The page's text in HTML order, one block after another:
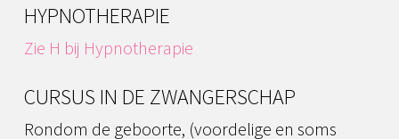
HYPNOTHERAPIE
Zie H bij Hypnotherapie
CURSUS IN DE ZWANGERSCHAP
Rondom de geboorte, (voordelige en soms